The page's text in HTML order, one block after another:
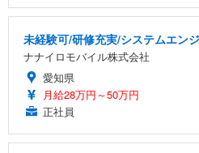
未経験可/研修充実/システムエン
ナナイロモバイル株式会社
愛知県
月給28万円～50万円
正社員